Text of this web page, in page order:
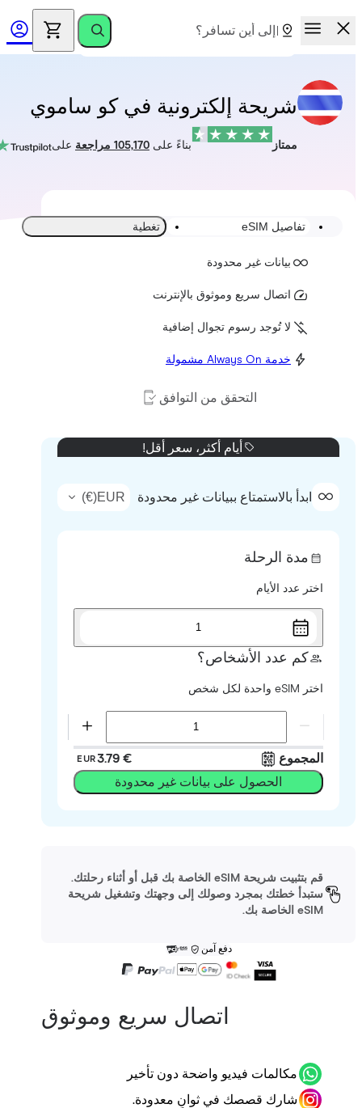
شريحة إلكترونية في كو ساموي
بناءً على105,170 مراجعة على
تفاصيل eSIM تغطية
بيانات غير محدودة
اتصال سريع وموثوق بالإنترنت
لا تُوجد رسوم تجوال إضافية
خدمة Always On مشمولة
التحقق من التوافق
أيام أكثر، سعر أقل!
ابدأ بالاستمتاع ببيانات غير محدودة EUR
€
)
مدة الرحلة
اختر عدد الأيام
كم عدد الأشخاص؟
المجموع EUR
الحصول على بيانات غير محدودة
قم بتثبيت شريحة eSIM الخاصة بك قبل أو أثناء رحلتك.
ستبدأ خطتك بمجرد وصولك إلى وجهتك وتشغيل شريحة
اتصال سريع وموثوق
مكالمات فيديو واضحة دون تأخير
شارك قصصك في ثوانٍ معدودة.